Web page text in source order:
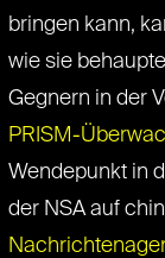
bringen kann,
wie sie
Gegnern in der
PRISM-
Wendepunkt in
der NSA auf